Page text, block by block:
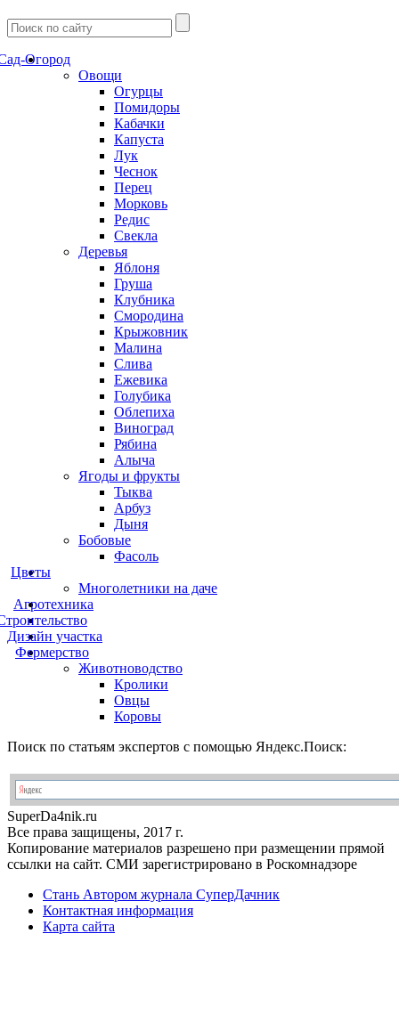
Огород
Овощи
Огурцы
Помидоры
Кабачки
Капуста
Лук
Чеснок
Перец
Морковь
Редис
Свекла
Деревья
Яблоня
Груша
Клубника
Смородина
Крыжовник
Малина
Слива
Ежевика
Голубика
Облепиха
Виноград
Рябина
Алыча
Ягоды и фрукты
Тыква
Арбуз
Дыня
Бобовые
Фасоль
Цветы
Многолетники на даче
Агротехника
Дизайн участка
Фермерство
Животноводство
Кролики
Овцы
Коровы
Поиск по статьям экспертов с помощью Яндекс.Поиск:
SuperDa4nik.ru
Все права защищены, 2017 г.
Копирование материалов разрешено при размещении прямой
ссылки на сайт. СМИ зарегистрировано в Роскомнадзоре
Стань Автором журнала СуперДачник
Контактная информация
Карта сайта